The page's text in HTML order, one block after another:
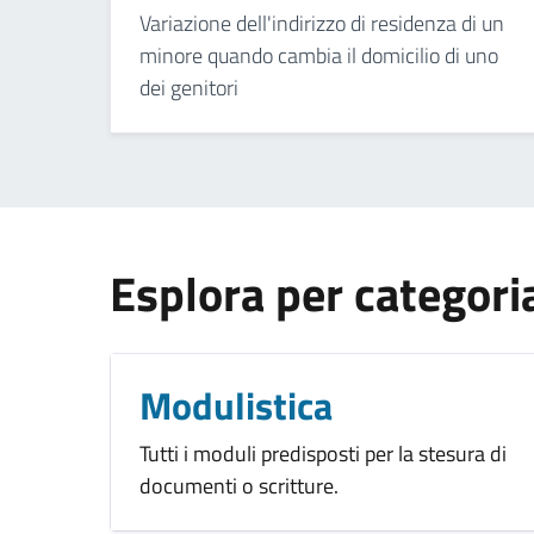
Variazione dell'indirizzo di residenza di un
minore quando cambia il domicilio di uno
dei genitori
Esplora per
Modulistica
Tutti i moduli predisposti per la stesura di
documenti o scritture.